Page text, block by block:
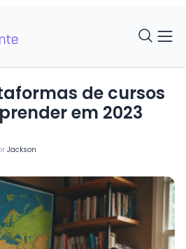
Jackson
de cursos
em 2023